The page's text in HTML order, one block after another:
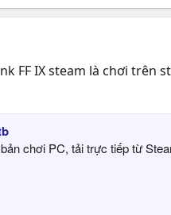
FF IX steam là chơi trên
chơi PC, tải trực tiếp từ